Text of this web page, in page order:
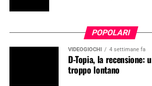
POPOLARI
VIDEOGIOCHI 4 settimane fa
D-Topia, la recensione:
troppo lontano